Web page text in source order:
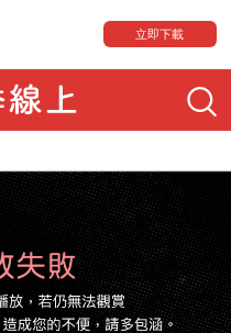
立即下載